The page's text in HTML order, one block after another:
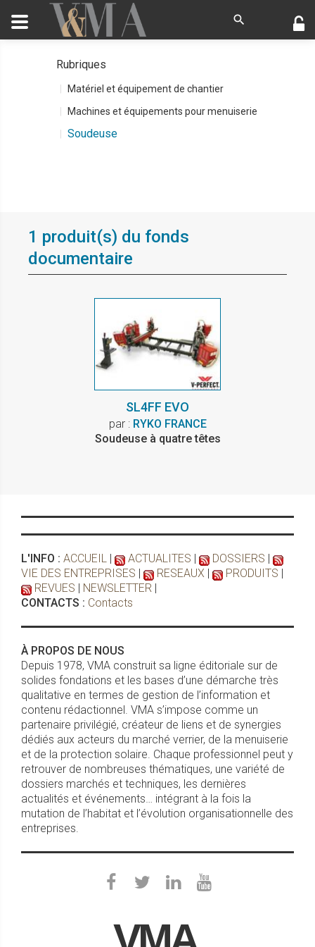
Rubriques
Matériel et équipement de chantier
Machines et équipements pour menuiserie
Soudeuse
1 produit(s) du fonds
documentaire
SL4FF EVO
par : RYKO FRANCE
Soudeuse à quatre têtes
L'INFO : ACCUEIL | ACTUALITES | DOSSIERS |
VIE DES ENTREPRISES | RESEAUX | PRODUITS |
REVUES | NEWSLETTER |
CONTACTS : Contacts
À PROPOS DE NOUS
Depuis 1978, VMA construit sa ligne éditoriale sur de
solides fondations et les bases d’une démarche très
qualitative en termes de gestion de l’information et
contenu rédactionnel. VMA s’impose comme un
partenaire privilégié, créateur de liens et de synergies
dédiés aux acteurs du marché verrier, de la menuiserie
et de la protection solaire. Chaque professionnel peut y
retrouver de nombreuses thématiques, une variété de
dossiers marchés et techniques, les dernières
actualités et événements… intégrant à la fois la
mutation de l’habitat et l’évolution organisationnelle des
entreprises.